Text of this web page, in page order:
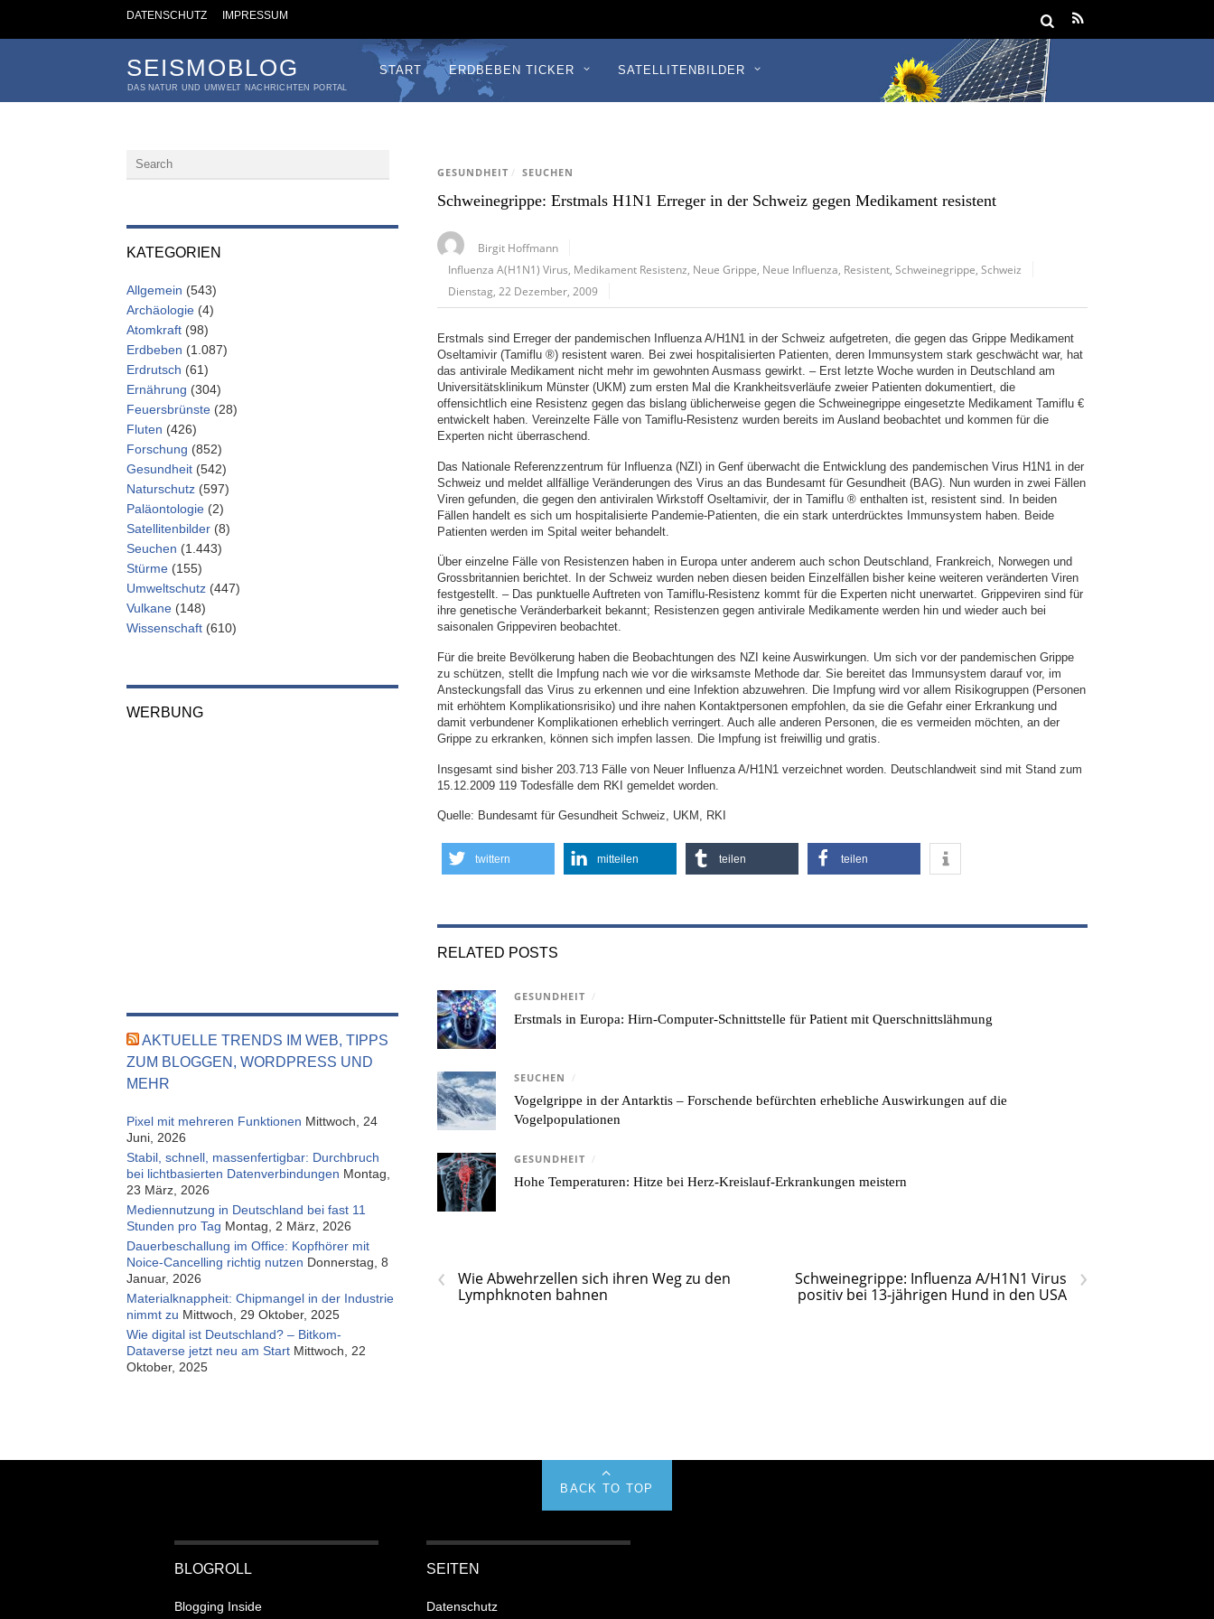
DATENSCHUTZ IMPRESSUM
SEISMOBLOG
DAS NATUR UND UMWELT NACHRICHTEN PORTAL
START ERDBEBEN TICKER SATELLITENBILDER
GESUNDHEIT / SEUCHEN
Schweinegrippe: Erstmals H1N1 Erreger in der Schweiz gegen Medikament resistent
Birgit Hoffmann
Influenza A(H1N1) Virus Medikament Resistenz Neue Grippe Neue Influenza Resistent ,Schweinegrippe ,Schweiz
Dienstag, 22 Dezember, 2009
Erstmals sind Erreger der pandemischen Influenza A/H1N1 in der Schweiz aufgetreten, die gegen das Grippe Medikament
Oseltamivir (Tamiflu ®) resistent waren. Bei zwei hospitalisierten Patienten, deren Immunsystem stark geschwächt war, hat
das antivirale Medikament nicht mehr im gewohnten Ausmass gewirkt. – Erst letzte Woche wurden in Deutschland am
Universitätsklinikum Münster (UKM) zum ersten Mal die Krankheitsverläufe zweier Patienten dokumentiert, die
offensichtlich eine Resistenz gegen das bislang üblicherweise gegen die Schweinegrippe eingesetzte Medikament Tamiflu €
entwickelt haben. Vereinzelte Fälle von Tamiflu-Resistenz wurden bereits im Ausland beobachtet und kommen für die
Experten nicht überraschend.
Das Nationale Referenzzentrum für Influenza (NZI) in Genf überwacht die Entwicklung des pandemischen Virus H1N1 in der
Schweiz und meldet allfällige Veränderungen des Virus an das Bundesamt für Gesundheit (BAG). Nun wurden in zwei Fällen
Viren gefunden, die gegen den antiviralen Wirkstoff Oseltamivir, der in Tamiflu ® enthalten ist, resistent sind. In beiden
Fällen handelt es sich um hospitalisierte Pandemie-Patienten, die ein stark unterdrücktes Immunsystem haben. Beide
Patienten werden im Spital weiter behandelt.
Über einzelne Fälle von Resistenzen haben in Europa unter anderem auch schon Deutschland, Frankreich, Norwegen und
Grossbritannien berichtet. In der Schweiz wurden neben diesen beiden Einzelfällen bisher keine weiteren veränderten Viren
festgestellt. – Das punktuelle Auftreten von Tamiflu-Resistenz kommt für die Experten nicht unerwartet. Grippeviren sind für
ihre genetische Veränderbarkeit bekannt; Resistenzen gegen antivirale Medikamente werden hin und wieder auch bei
saisonalen Grippeviren beobachtet.
Für die breite Bevölkerung haben die Beobachtungen des NZI keine Auswirkungen. Um sich vor der pandemischen Grippe
zu schützen, stellt die Impfung nach wie vor die wirksamste Methode dar. Sie bereitet das Immunsystem darauf vor, im
Ansteckungsfall das Virus zu erkennen und eine Infektion abzuwehren. Die Impfung wird vor allem Risikogruppen (Personen
mit erhöhtem Komplikationsrisiko) und ihre nahen Kontaktpersonen empfohlen, da sie die Gefahr einer Erkrankung und
damit verbundener Komplikationen erheblich verringert. Auch alle anderen Personen, die es vermeiden möchten, an der
Grippe zu erkranken, können sich impfen lassen. Die Impfung ist freiwillig und gratis.
Insgesamt sind bisher 203.713 Fälle von Neuer Influenza A/H1N1 verzeichnet worden. Deutschlandweit sind mit Stand zum
15.12.2009 119 Todesfälle dem RKI gemeldet worden.
Quelle: Bundesamt für Gesundheit Schweiz, UKM, RKI
twittern mitteilen teilen teilen
RELATED POSTS
GESUNDHEIT /
Erstmals in Europa: Hirn-Computer-Schnittstelle für Patient mit Querschnittslähmung
SEUCHEN /
Vogelgrippe in der Antarktis – Forschende befürchten erhebliche Auswirkungen auf die
Vogelpopulationen
GESUNDHEIT /
Hohe Temperaturen: Hitze bei Herz-Kreislauf-Erkrankungen meistern
‹
Wie Abwehrzellen sich ihren Weg zu den
Lymphknoten bahnen
›
Schweinegrippe: Influenza A/H1N1 Virus
positiv bei 13-jährigen Hund in den USA
KATEGORIEN
Allgemein (543)
Archäologie (4)
Atomkraft (98)
Erdbeben (1.087)
Erdrutsch (61)
Ernährung (304)
Feuersbrünste (28)
Fluten (426)
Forschung (852)
Gesundheit (542)
Naturschutz (597)
Paläontologie (2)
Satellitenbilder (8)
Seuchen (1.443)
Stürme (155)
Umweltschutz (447)
Vulkane (148)
Wissenschaft (610)
WERBUNG
AKTUELLE TRENDS IM WEB, TIPPS
ZUM BLOGGEN, WORDPRESS UND
MEHR
Pixel mit mehreren Funktionen Mittwoch, 24
Juni, 2026
Stabil, schnell, massenfertigbar: Durchbruch
bei lichtbasierten Datenverbindungen Montag,
23 März, 2026
Mediennutzung in Deutschland bei fast 11
Stunden pro Tag Montag, 2 März, 2026
Dauerbeschallung im Office: Kopfhörer mit
Noice-Cancelling richtig nutzen Donnerstag, 8
Januar, 2026
Materialknappheit: Chipmangel in der Industrie
nimmt zu Mittwoch, 29 Oktober, 2025
Wie digital ist Deutschland? – Bitkom-
Dataverse jetzt neu am Start Mittwoch, 22
Oktober, 2025
BACK TO TOP
BLOGROLL
Blogging Inside
SEITEN
Datenschutz